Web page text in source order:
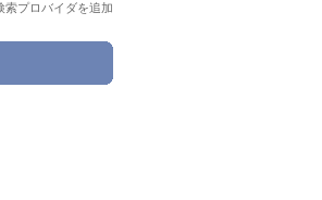
索プロバイダを追加